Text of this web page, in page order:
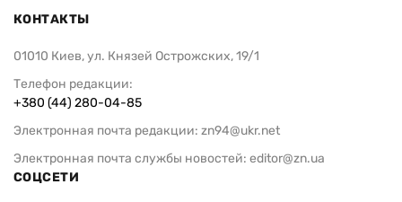
КОНТАКТЫ
01010 Киев, ул. Князей Острожских, 19/1
Телефон редакции:
+380 (44) 280-04-85
Электронная почта редакции: zn94@ukr.net
Электронная почта службы новостей: editor@zn.ua
СОЦСЕТИ